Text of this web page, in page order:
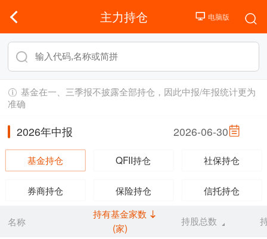
主力持仓
基金在一、三季报不披露全部持仓，因此中报/年报统计更为
准确
2026年中报 2026-06-30
基金持仓 QFII持仓 社保持仓
券商持仓 保险持仓 信托持仓
名称
持有基金家数
(家)
持股总数